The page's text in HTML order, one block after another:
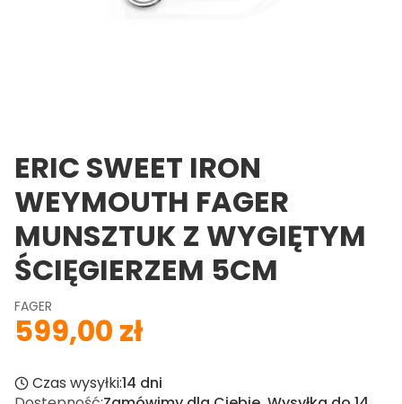
ERIC SWEET IRON
WEYMOUTH FAGER
MUNSZTUK Z WYGIĘTYM
ŚCIĘGIERZEM 5CM
FAGER
Cena
599,00 zł
Czas wysyłki:14 dni